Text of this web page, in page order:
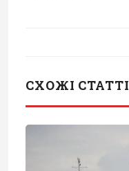
СХОЖІ СТАТТІ